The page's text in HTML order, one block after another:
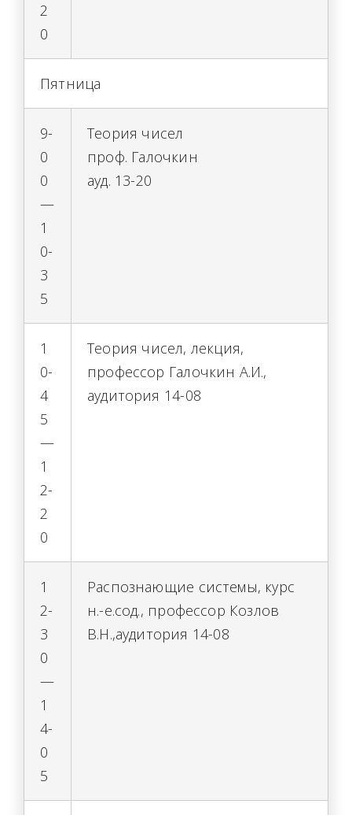
2
0
Пятница
9-
0
0
—
1
0-
3
5
Теория чисел
проф. Галочкин
ауд. 13-20
1
0-
4
5
—
1
2-
2
0
Теория чисел, лекция,
профессор Галочкин А.И.,
аудитория 14-08
1
2-
3
0
—
1
4-
0
5
Распознающие системы, курс
н.-е.сод., профессор Козлов
В.Н.,аудитория 14-08